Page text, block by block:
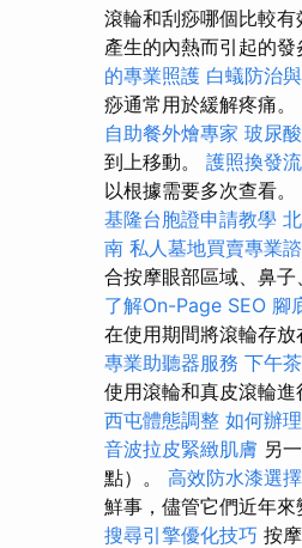
滾輪和刮痧哪個比較
產生的內熱而引起的發
的專業照護 白蟻防治
痧通常用於緩解疼痛。
自助餐外燴專家 玻尿
到上移動。 護照換發
以根據需要多次查看
基隆台胞證申請教學
南 私人墓地買賣專業
合按摩眼部區域、鼻子
了解On-Page SEO 腳
在使用期間將滾輪存放
專業助聽器服務 下午
使用滾輪和真皮滾輪進
西屯體態調整 如何辦
音波拉皮緊緻肌膚 另
點）。 高效防水漆選擇
鮮事，儘管它們近年
搜尋引擎優化技巧 按